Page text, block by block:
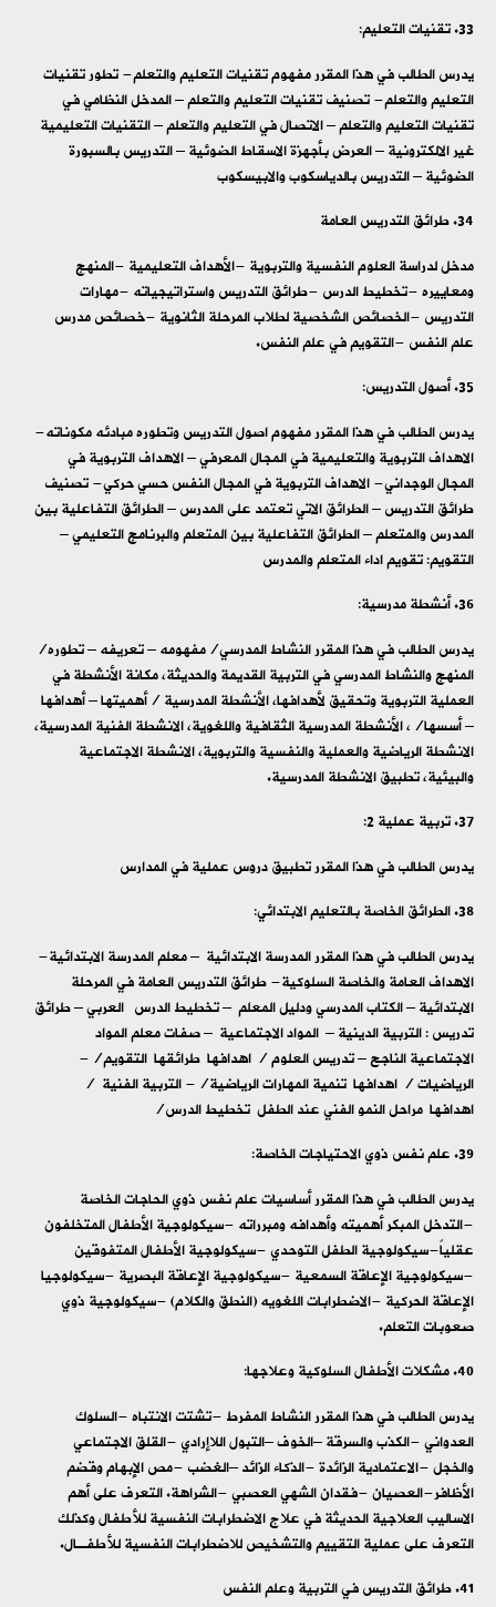
تقنيات التعليم:
يدرس الطالب في هذا المقرر مفهوم تقنيات التعليم والتعلم- تطور تقنيات
التعليم والتعلم- تصنيف تقنيات التعليم والتعلم – المدخل النظامي في
تقنيات التعليم والتعلم – الاتصال في التعليم والتعلم – التقنيات التعليمية
غير الالكترونية – العرض بأجهزة الاسقاط الضوئية – التدريس بالسبورة
الضوئية – التدريس بالدياسكوب والابيسكوب
طرائق التدريس العامة
مدخل لدراسة العلوم النفسية والتربوية -الأهداف التعليمية -المنهج
ومعاييره -تخطيط الدرس -طرائق التدريس واستراتيجياته -مهارات
التدريس -الخصائص الشخصية لطلاب المرحلة الثانوية -خصائص مدرس
علم النفس -التقويم في علم النفس.
أصول التدريس:
يدرس الطالب في هذا المقرر مفهوم اصول التدريس وتطوره مبادئه مكوناته-
الاهداف التربوية والتعليمية في المجال المعرفي – الاهداف التربوية في
المجال الوجداني- الاهداف التربوية في المجال النفس حسي حركي- تصنيف
طرائق التدريس – الطرائق الاتي تعتمد على المدرس – الطرائق التفاعلية بين
المدرس والمتعلم – الطرائق التفاعلية بين المتعلم والبرنامج التعليمي –
التقويم: تقويم اداء المتعلم والمدرس
أنشطة مدرسية:
يدرس الطالب في هذا المقرر النشاط المدرسي/مفهومه – تعريفه – تطوره/
المنهج والنشاط المدرسي في التربية القديمة والحديثة، مكانة الأنشطة في
العملية التربوية وتحقيق لأهدافها، الأنشطة المدرسية /أهميتها – أهدافها
– أسسها/، الأنشطة المدرسية الثقافية واللغوية، الانشطة الفنية المدرسية،
الانشطة الرياضية والعملية والنفسية والتربوية، الانشطة الاجتماعية
والبيئية، تطبيق الانشطة المدرسية.
تربية عملية 2:
يدرس الطالب في هذا المقرر تطبيق دروس عملية في المدارس
الطرائق الخاصة بالتعليم الابتدائي:
يدرس الطالب في هذا المقرر المدرسة الابتدائية – معلم المدرسة الابتدائية-
الاهداف العامة والخاصة السلوكية- طرائق التدريس العامة في المرحلة
الابتدائية – الكتاب المدرسي ودليل المعلم – تخطيط الدرس العربي – طرائق
تدريس : التربية الدينية – المواد الاجتماعية – صفات معلم المواد
الاجتماعية الناجح – تدريس العلوم / اهدافها طرائقها التقويم/-
الرياضيات / اهدافها تنمية المهارات الرياضية/- التربية الفنية /
اهدافها مراحل النمو الفني عند الطفل تخطيط الدرس/
علم نفس ذوي الاحتياجات الخاصة:
يدرس الطالب في هذا المقرر أساسيات علم نفس ذوي الحاجات الخاصة
-التدخل المبكر أهميته وأهدافه ومبرراته -سيكولوجية الأطفال المتخلفون
عقلياً-سيكولوجية الطفل التوحدي -سيكولوجية الأطفال المتفوقين
-سيكولوجية الإعاقة السمعية -سيكولوجية الإعاقة البصرية -سيكولوجيا
الإعاقة الحركية -الاضطرابات اللغويه (النطق والكلام) -سيكولوجية ذوي
صعوبات التعلم.
مشكلات الأطفال السلوكية وعلاجها:
يدرس الطالب في هذا المقرر النشاط المفرط -تشتت الانتباه -السلوك
العدواني -الكذب والسرقة –الخوف –التبول اللاإرادي -القلق الاجتماعي
والخجل -الاعتمادية الزائدة -الذكاء الزائد –الغضب -مص الإبهام وقضم
الأظافر-العصيان -فقدان الشهي العصبي -الشراهة. التعرف على أهم
الاساليب العلاجية الحديثة في علاج الاضطرابات النفسية للأطفال وكذلك
التعرف على عملية التقييم والتشخيص للاضطرابات النفسية للأطفـال.
طرائق التدريس في التربية وعلم النفس